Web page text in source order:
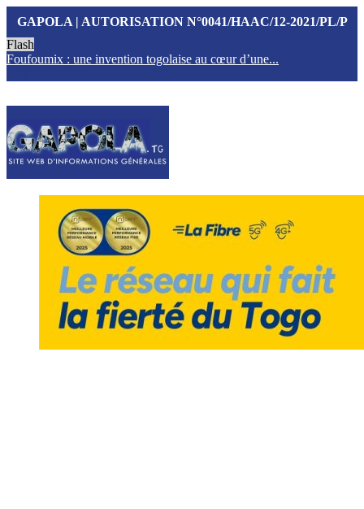
GAPOLA | AUTORISATION N°0041/HAAC/12-2021/PL/P
Flash
Foufoumix : une invention togolaise au cœur d’une...